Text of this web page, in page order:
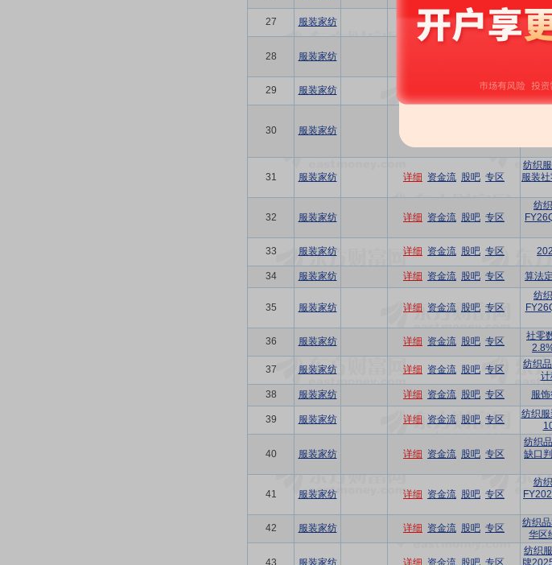
27 服装家纺 详细 资金流 股吧 专区
纺织服
28 服装家纺
纺织
一季
29 服装家纺 专区
耐用
30 服装家纺
31 服装家纺 详细 资金流 股吧 专区
纺织
服装
32 服装家纺 详细 资金流 股吧 专区
纺
33 服装家纺 详细 资金流 股吧 专区
34 服装家纺 详细 资金流 股吧 专区 算法
35 服装家纺 详细 资金流 股吧 专区
纺
36 服装家纺 详细 资金流 股吧 专区
社零
37 服装家纺 详细 资金流 股吧 专区
纺织
38 服装家纺 详细 资金流 股吧 专区 服
39 服装家纺 详细 资金流 股吧 专区
纺织
40 服装家纺 详细 资金流 股吧 专区
纺织
缺口
41 服装家纺 详细 资金流 股吧 专区
纺
42 服装家纺 详细 资金流 股吧 专区
纺织
华区
43 服装家纺 详细 资金流 股吧 专区
纺织
牌